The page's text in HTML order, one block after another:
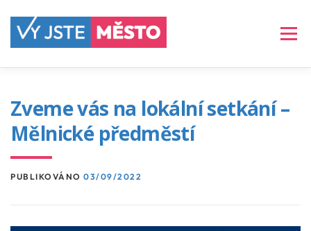
obsah
Menu
VIZE PROGRAM
NAŠE TVÁŘE
Zveme vás na lokální setkání –
Mělnické předměstí
PUBLIKOVÁNO 03/09/2022